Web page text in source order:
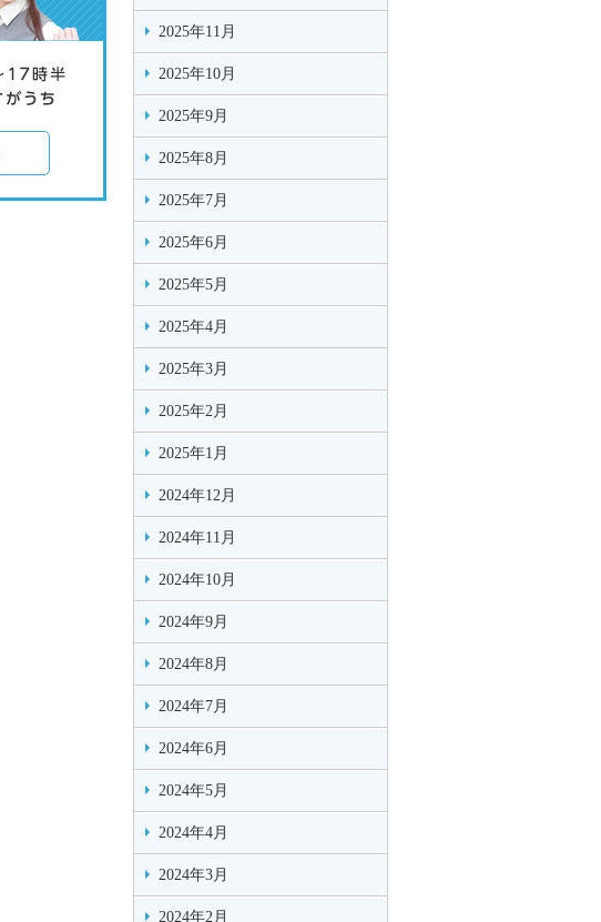
2025年11月
2025年10月
2025年9月
2025年8月
2025年7月
2025年6月
2025年5月
2025年4月
2025年3月
2025年2月
2025年1月
2024年12月
2024年11月
2024年10月
2024年9月
2024年8月
2024年7月
2024年6月
2024年5月
2024年4月
2024年3月
2024年2月